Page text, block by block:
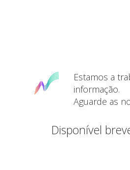
Estamos a
informação.
Aguarde as
Disponível